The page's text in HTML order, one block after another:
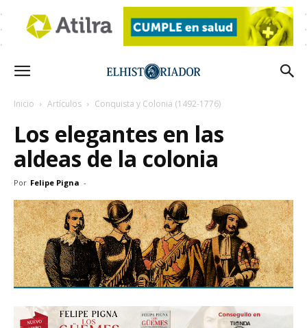
Inicio Artículos Conquista y Colonia (1492-1776)
Los elegantes en las
aldeas de la colonia
Por Felipe Pigna -